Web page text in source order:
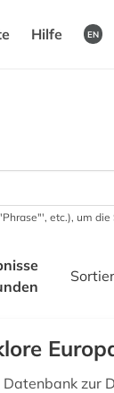
Hilfe EN
etc.), um
zur